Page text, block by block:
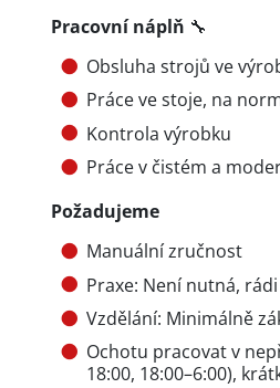
Pracovní náplň 🔧
Obsluha strojů ve
Práce ve stoje, na
Kontrola výrobku
Práce v čistém a
Požadujeme
Manuální zručnost
Praxe: Není nutná,
Vzdělání: Minimálně
Ochotu pracovat v
18:00, 18:00–6:00),